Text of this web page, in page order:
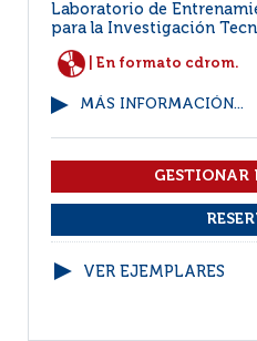
Laboratorio de
para la Investigación
| En formato cdrom.
MÁS INFORMACIÓN...
VER EJEMPLARES